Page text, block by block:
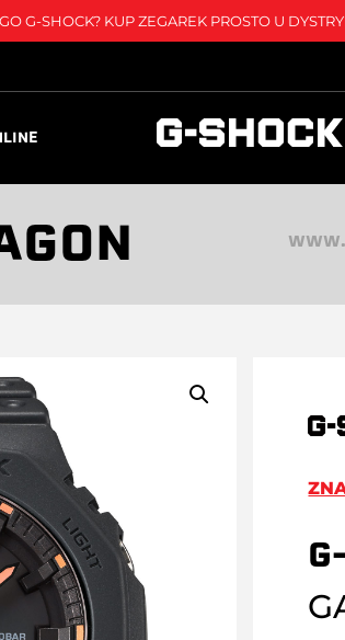
G-SHOCK? KUP ZEGAREK PROSTO U